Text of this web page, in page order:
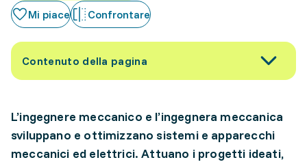
Mi piace Confrontare
Contenuto della pagina
L’ingegnere meccanico e l’ingegnera meccanica
sviluppano e ottimizzano sistemi e apparecchi
meccanici ed elettrici. Attuano i progetti ideati,